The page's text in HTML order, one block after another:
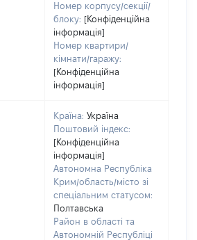
Номер корпусу/секції/
блоку: [Конфіденційна
інформація]
Номер квартири/
кімнати/гаражу:
[Конфіденційна
інформація]
Країна: Україна
Поштовий індекс:
[Конфіденційна
інформація]
Автономна Республіка
Крим/область/місто зі
спеціальним статусом:
Полтавська
Район в області та
Автономній Республіці